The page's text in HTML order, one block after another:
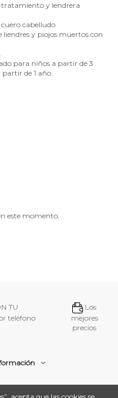
y lendrera
cabelludo
y piojos muertos con
para niños a partir de 3
de 1 año.
este momento.
TU
teléfono
Los
mejores
precios